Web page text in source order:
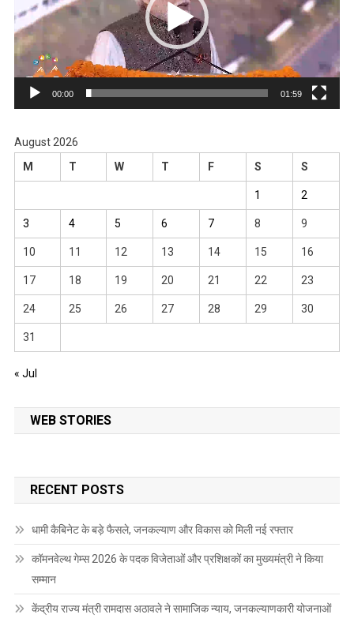
00:00 01:59
August 2026
M
T W T F S S
1 2
3 4 5 6 7 8 9
10 11 12 13 14 15 16
17 18 19 20 21 22 23
24 25 26 27 28 29 30
31
« Jul
WEB STORIES
RECENT POSTS
धामी कैबिनेट के बड़े फैसले, जनकल्याण और विकास को मिली नई रफ्तार
कॉमनवेल्थ गेम्स 2026 के पदक विजेताओं और प्रशिक्षकों का मुख्यमंत्री ने किया
सम्मान
केंद्रीय राज्य मंत्री रामदास अठावले ने सामाजिक न्याय, जनकल्याणकारी योजनाओं